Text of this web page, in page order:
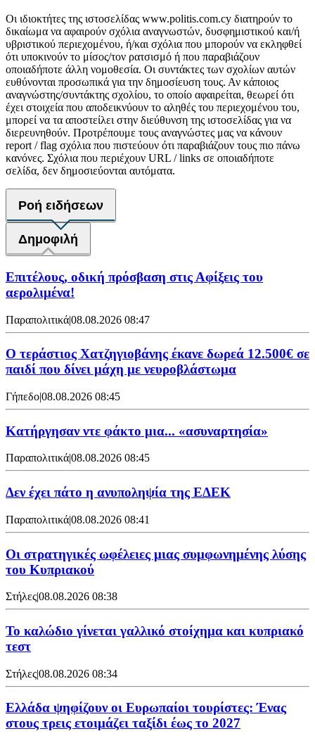
Οι ιδιοκτήτες της ιστοσελίδας www.politis.com.cy διατηρούν το
δικαίωμα να αφαιρούν σχόλια αναγνωστών, δυσφημιστικού και/ή
υβριστικού περιεχομένου, ή/και σχόλια που μπορούν να εκληφθεί
ότι υποκινούν το μίσος/τον ρατσισμό ή που παραβιάζουν
οποιαδήποτε άλλη νομοθεσία. Οι συντάκτες των σχολίων αυτών
ευθύνονται προσωπικά για την δημοσίευση τους. Αν κάποιος
αναγνώστης/συντάκτης σχολίου, το οποίο αφαιρείται, θεωρεί ότι
έχει στοιχεία που αποδεικνύουν το αληθές του περιεχομένου του,
μπορεί να τα αποστείλει στην διεύθυνση της ιστοσελίδας για να
διερευνηθούν. Προτρέπουμε τους αναγνώστες μας να κάνουν
report / flag σχόλια που πιστεύουν ότι παραβιάζουν τους πιο πάνω
κανόνες. Σχόλια που περιέχουν URL / links σε οποιαδήποτε
σελίδα, δεν δημοσιεύονται αυτόματα.
Ροή ειδήσεων
Δημοφιλή
Επιτέλους, οδική πρόσβαση στις Αφίξεις του
αερολιμένα!
Παραπολιτικά|08.08.2026 08:47
Ο τεράστιος Χατζηγιοβάνης έκανε δωρεά 12.500€ σε
παιδί που δίνει μάχη με νευροβλάστωμα
Γήπεδο|08.08.2026 08:45
Κατήργησαν ντε φάκτο μια... «ασυναρτησία»
Παραπολιτικά|08.08.2026 08:45
Δεν έχει πάτο η ανυποληψία της ΕΔΕΚ
Παραπολιτικά|08.08.2026 08:41
Οι στρατηγικές ωφέλειες μιας συμφωνημένης λύσης
του Κυπριακού
Στήλες|08.08.2026 08:38
Το καλώδιο γίνεται γαλλικό στοίχημα και κυπριακό
τεστ
Στήλες|08.08.2026 08:34
Ελλάδα ψηφίζουν οι Ευρωπαίοι τουρίστες: Ένας
στους τρεις ετοιμάζει ταξίδι έως το 2027